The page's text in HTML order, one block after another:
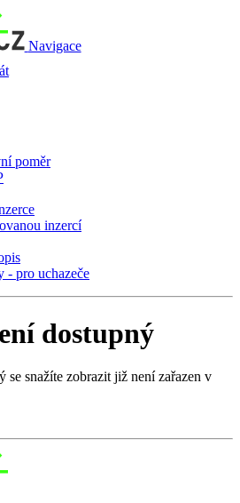
Navigace
poměr
inzercí
- pro uchazeče
dostupný
se snažíte zobrazit již není zařazen v